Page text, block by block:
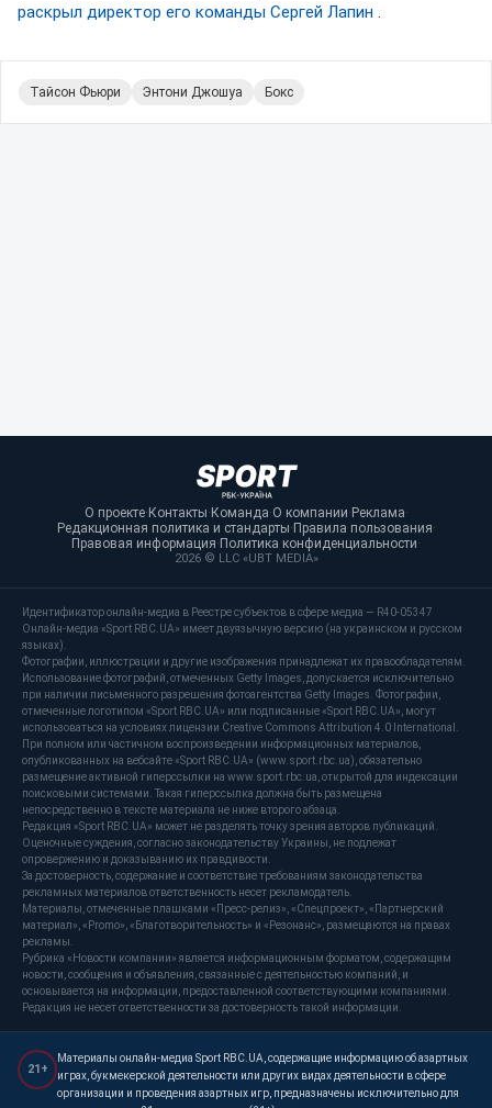
раскрыл директор его команды Сергей Лапин
Тайсон Фьюри Энтони Джошуа Бокс
О проекте·Контакты·Команда·О компании·Реклама·
Редакционная политика и стандарты·Правила пользования·
Правовая информация·Политика конфиденциальности·
2026 © LLC «UBT MEDIA»
Идентификатор онлайн-медиа в Реестре субъектов в сфере медиа — R40-05347
Онлайн-медиа «Sport RBC.UA» имеет двуязычную версию (на украинском и русском
языках).
Фотографии, иллюстрации и другие изображения принадлежат их правообладателям.
Использование фотографий, отмеченных Getty Images, допускается исключительно
при наличии письменного разрешения фотоагентства Getty Images. Фотографии,
отмеченные логотипом «Sport RBC.UA» или подписанные «Sport RBC.UA», могут
использоваться на условиях лицензии Creative Commons Attribution 4.0 International.
При полном или частичном воспроизведении информационных материалов,
опубликованных на вебсайте «Sport RBC.UA» (www.sport.rbc.ua), обязательно
размещение активной гиперссылки на www.sport.rbc.ua, открытой для индексации
поисковыми системами. Такая гиперссылка должна быть размещена
непосредственно в тексте материала не ниже второго абзаца.
Редакция «Sport RBC.UA» может не разделять точку зрения авторов публикаций.
Оценочные суждения, согласно законодательству Украины, не подлежат
опровержению и доказыванию их правдивости.
За достоверность, содержание и соответствие требованиям законодательства
рекламных материалов ответственность несет рекламодатель.
Материалы, отмеченные плашками «Пресс-релиз», «Спецпроект», «Партнерский
материал», «Promo», «Благотворительность» и «Резонанс», размещаются на правах
рекламы.
Рубрика «Новости компании» является информационным форматом, содержащим
новости, сообщения и объявления, связанные с деятельностью компаний, и
основывается на информации, предоставленной соответствующими компаниями.
Редакция не несет ответственности за достоверность такой информации.
21+
Материалы онлайн-медиа Sport RBC.UA, содержащие информацию об азартных
играх, букмекерской деятельности или других видах деятельности в сфере
организации и проведения азартных игр, предназначены исключительно для